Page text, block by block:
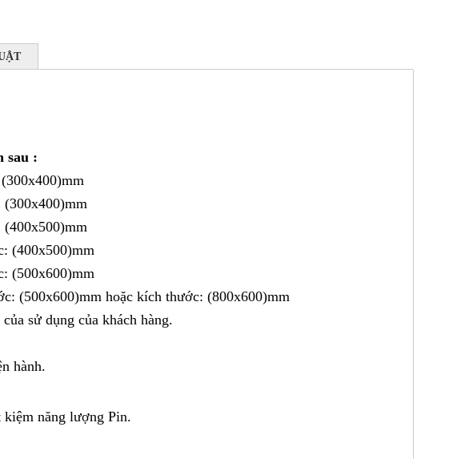
sau :
(400x500)mm
(500x600)mm
(500x600)mm hoặc kích thước: (800x600)mm
sử dụng của khách hàng.
hành.
năng lượng Pin.